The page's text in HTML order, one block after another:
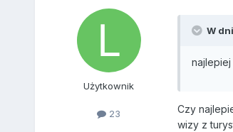
Użytkownik
23
W
Czy
wizy z